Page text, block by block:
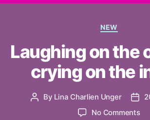
Categories
NEW
Laughing on the
crying on the
Post
By Lina Charlien Unger
Post
No Commentson